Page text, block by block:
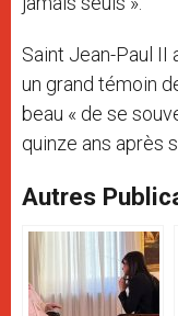
Saint Jean-Paul II
un grand témoin
beau « de se
quinze ans après
Autres